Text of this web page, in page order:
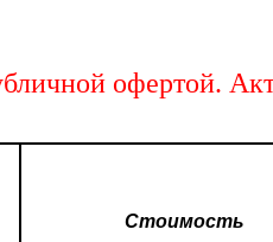
офертой.
Стоимость